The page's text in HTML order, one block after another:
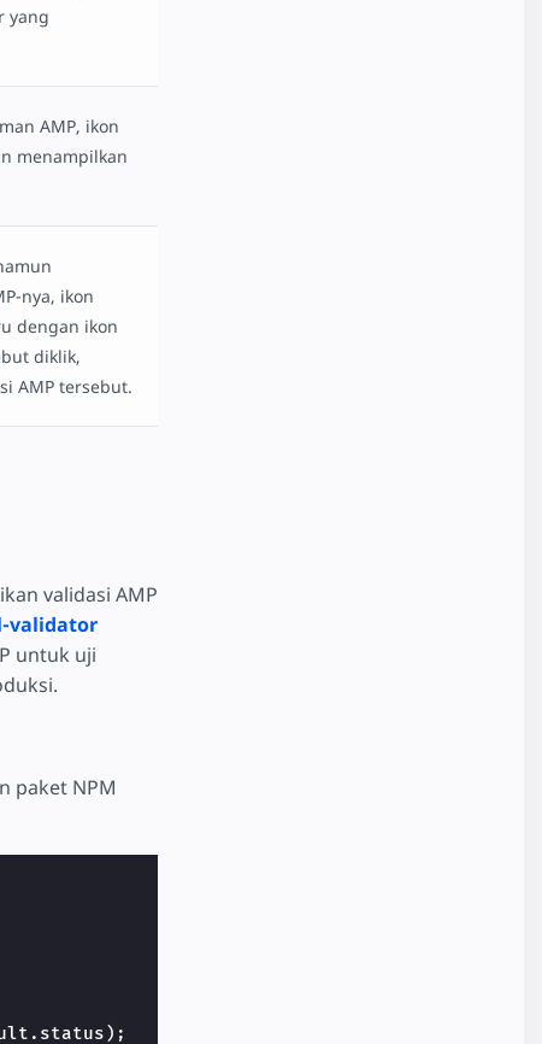
yang
AMP, ikon
menampilkan
nya, ikon
dengan ikon
diklik,
AMP tersebut.
validasi AMP
validator
untuk uji
paket NPM
. status );